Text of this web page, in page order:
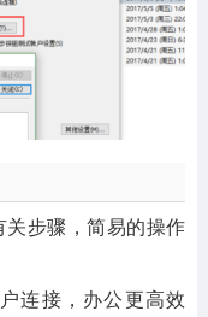
步骤，简易的操作
连接，办公更高效